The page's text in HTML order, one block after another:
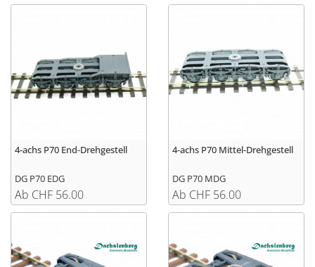
4-achs P70 End-Drehgestell
DG P70 EDG
Ab CHF 56.00
4-achs P70 Mittel-Drehgestell
DG P70 MDG
Ab CHF 56.00